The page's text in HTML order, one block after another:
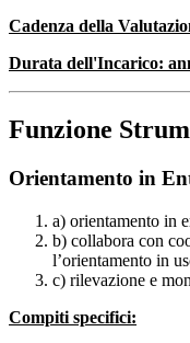
Cadenza della
Durata dell'Incarico:
Funzione
Orientamento in
a) orientamento in
b) collabora con
l’orientamento in
c) rilevazione e
Compiti specifici: